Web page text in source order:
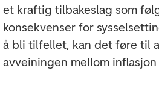
et kraftig tilbakeslag som
konsekvenser for
å bli tilfellet, kan det føre til
avveiningen mellom